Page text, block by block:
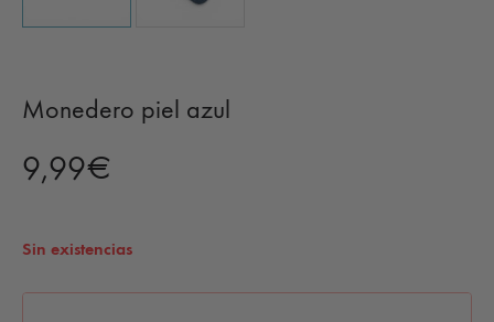
Monedero piel azul
9,99€
Sin existencias